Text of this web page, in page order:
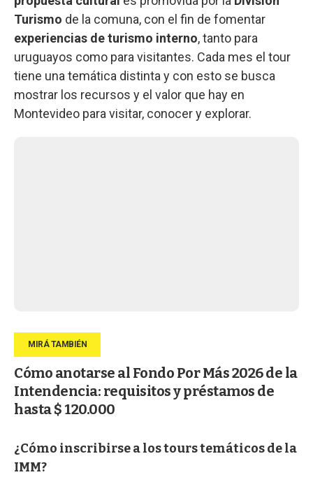
Turismo de la comuna, con el fin de fomentar
experiencias de turismo interno, tanto para
uruguayos como para visitantes. Cada mes el tour
tiene una temática distinta y con esto se busca
mostrar los recursos y el valor que hay en
Montevideo para visitar, conocer y explorar.
Cómo anotarse al Fondo Por Más 2026 de la
Intendencia: requisitos y préstamos de
hasta $ 120.000
¿Cómo inscribirse a los tours temáticos de la
IMM?